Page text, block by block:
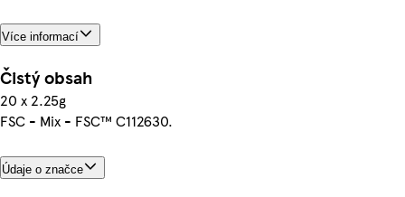
Více informací
Čistý obsah
20 x 2.25g
FSC - Mix - FSC™ C112630.
Údaje o značce